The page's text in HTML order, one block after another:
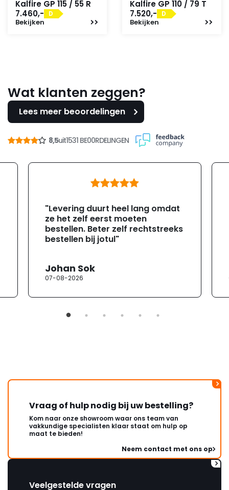
Kalfire GP 115 / 55 R
7.460,-
D
Bekijken
Kalfire GP 110 / 79 T
7.520,-
D
Bekijken
Wat klanten zeggen?
Lees meer beoordelingen
8,5uit1531 BE00RDELINGEN
"Levering duurt heel lang omdat
ze het zelf eerst moeten
bestellen. Beter zelf rechtstreeks
bestellen bij jotul"
Johan Sok
07-08-2026
Vraag of hulp nodig bij uw bestelling?
Kom naar onze showroom waar ons team van
vakkundige specialisten klaar staat om hulp op
maat te bieden!
Neem contact met ons op
Veelgestelde vragen